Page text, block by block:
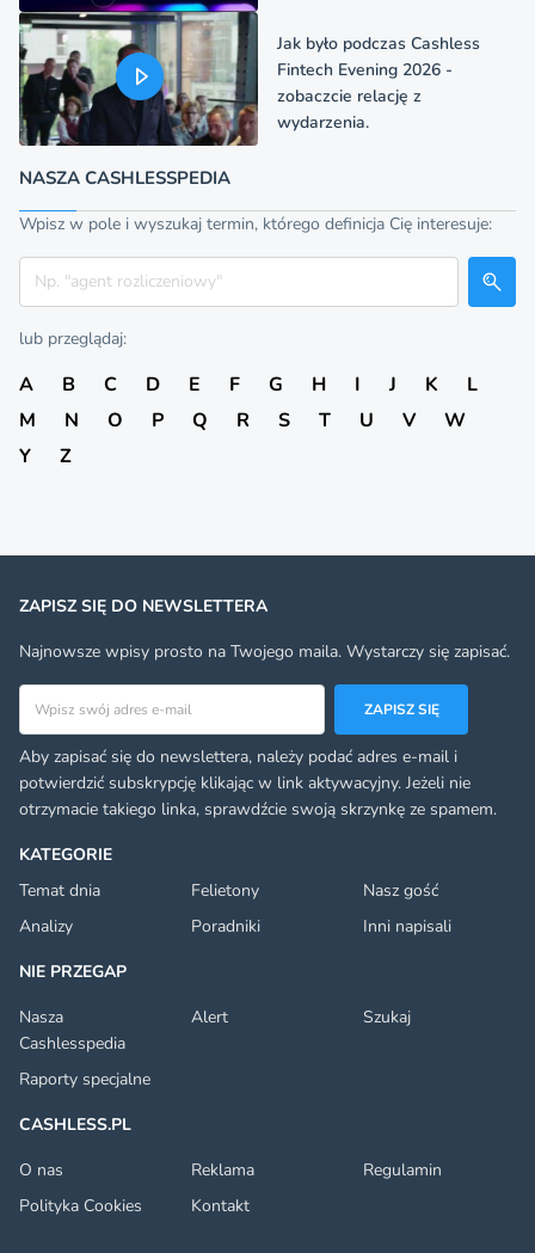
Jak było podczas Cashless
Fintech Evening 2026 -
zobaczcie relację z
wydarzenia.
NASZA CASHLESSPEDIA
Wpisz w pole i wyszukaj termin, którego definicja Cię interesuje:
Szukaj
lub przeglądaj:
A B C D E F G H I J K
L
M
N O P Q R S T U V
W
Y
Z
KATEGORIE
Temat dnia
Felietony
Nasz gość
Analizy
Poradniki
Inni napisali
NIE PRZEGAP
Nasza
Cashlesspedia
Alert Szukaj
Raporty specjalne
CASHLESS.PL
O nas
Reklama
Regulamin
Polityka Cookies
Kontakt
ZAPISZ SIĘ DO NEWSLETTERA
Najnowsze wpisy prosto na Twojego maila. Wystarczy się zapisać.
ZAPISZ SIĘ
Aby zapisać się do newslettera, należy podać adres e-mail i
potwierdzić subskrypcję klikając w link aktywacyjny. Jeżeli nie
otrzymacie takiego linka, sprawdźcie swoją skrzynkę ze spamem.